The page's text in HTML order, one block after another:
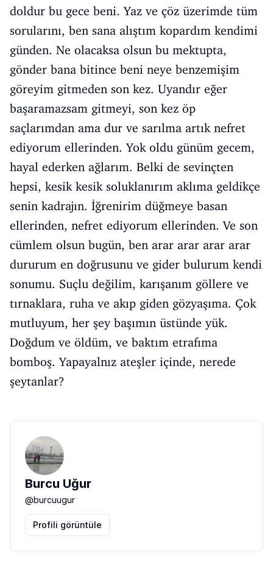
doldur bu gece beni. Yaz ve çöz üzerimde tüm
sorularını, ben sana alıştım kopardım kendimi
günden. Ne olacaksa olsun bu mektupta,
gönder bana bitince beni neye benzemişim
göreyim gitmeden son kez. Uyandır eğer
başaramazsam gitmeyi, son kez öp
saçlarımdan ama dur ve sarılma artık nefret
ediyorum ellerinden. Yok oldu günüm gecem,
hayal ederken ağlarım. Belki de sevinçten
hepsi, kesik kesik soluklanırım aklıma geldikçe
senin kadrajın. İğrenirim düğmeye basan
ellerinden, nefret ediyorum ellerinden. Ve son
cümlem olsun bugün, ben arar arar arar arar
dururum en doğrusunu ve gider bulurum kendi
sonumu. Suçlu değilim, karışanım göllere ve
tırnaklara, ruha ve akıp giden gözyaşıma. Çok
mutluyum, her şey başımın üstünde yük.
Doğdum ve öldüm, ve baktım etrafıma
bomboş. Yapayalnız ateşler içinde, nerede
şeytanlar?
Burcu Uğur
@burcuugur
Profili görüntüle